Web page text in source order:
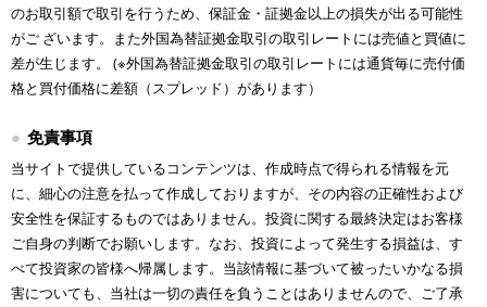
のお取引額で取引を行うため、保証金・証拠金以上の損失が出る可能性
がご ざいます。また外国為替証拠金取引の取引レートには売値と買値に
差が生じます。 (※外国為替証拠金取引の取引レートには通貨毎に売付価
格と買付価格に差額（スプレッド）があります）
免責事項
当サイトで提供しているコンテンツは、作成時点で得られる情報を元
に、細心の注意を払って作成しておりますが、その内容の正確性および
安全性を保証するものではありません。投資に関する最終決定はお客様
ご自身の判断でお願いします。なお、投資によって発生する損益は、す
べて投資家の皆様へ帰属します。当該情報に基づいて被ったいかなる損
害についても、当社は一切の責任を負うことはありませんので、ご了承